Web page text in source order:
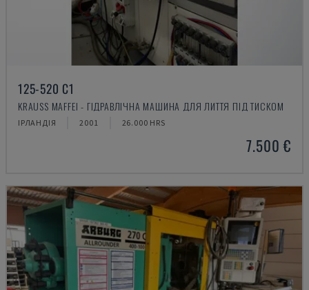
125-520 C1
KRAUSS MAFFEI - ГІДРАВЛІЧНА МАШИНА ДЛЯ ЛИТТЯ ПІД ТИСКОМ
ІРЛАНДІЯ 2001 26.000 HRS
7.500 €